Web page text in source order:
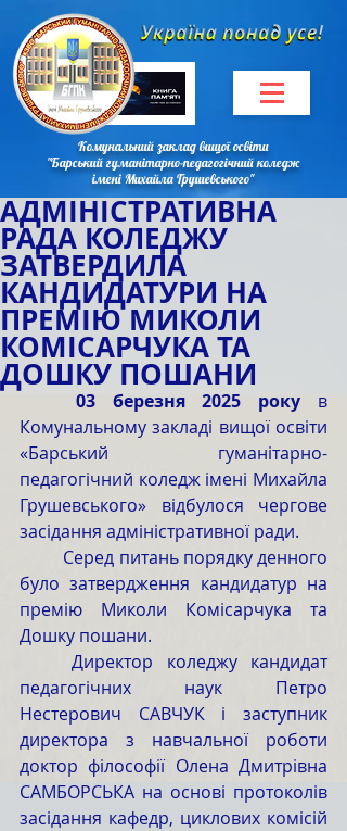
Комунальний заклад вищої освіти
"Барський гуманітарно-педагогічний коледж
імені Михайла Грушевського"
АДМІНІСТРАТИВНА
РАДА КОЛЕДЖУ
ЗАТВЕРДИЛА
КАНДИДАТУРИ НА
ПРЕМІЮ МИКОЛИ
КОМІСАРЧУКА ТА
ДОШКУ ПОШАНИ
	03 березня 2025 року
в
Комунальному закладі вищої освіти
«Барський гуманітарно-
педагогічний коледж імені Михайла
Грушевського» відбулося чергове
засідання адміністративної ради.
було затвердження кандидатур на
премію Миколи Комісарчука та
Дошку пошани.
	Директор коледжу кандидат
педагогічних наук Петро
Нестерович САВЧУК і заступник
директора з навчальної роботи
доктор філософії Олена Дмитрівна
САМБОРСЬКА на основі протоколів
засідання кафедр, циклових комісій